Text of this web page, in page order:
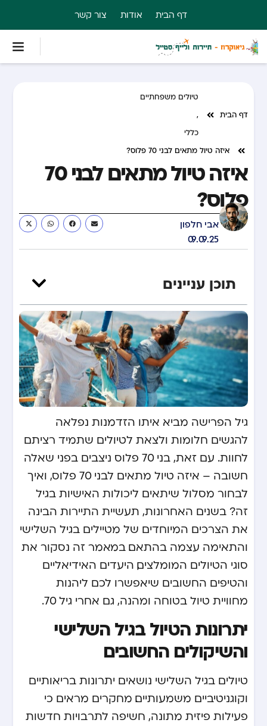
דף הבית אודות צור קשר
דף הבית
טיולים משפחתיים
,
כללי
איזה טיול מתאים לבני 70 פלוס?
איזה טיול מתאים לבני 70
פלוס?
אבי חלפון
09.09.25
תוכן עניינים
גיל הפרישה מביא איתו הזדמנות נפלאה
להגשים חלומות ולצאת לטיולים שתמיד רציתם
לחוות. עם זאת, בני 70 פלוס ניצבים בפני שאלה
חשובה – איזה טיול מתאים לבני 70 פלוס, ואיך
לבחור מסלול שיתאים ליכולות האישיות בגיל
זה? בשנים האחרונות, תעשיית התיירות הבינה
את הצרכים המיוחדים של מטיילים בגיל השלישי
והתאימה עצמה בהתאם. במאמר זה נסקור את
סוגי הטיולים המומלצים, היעדים האידיאליים
והטיפים החשובים שיאפשרו לכם ליהנות
מחוויית טיול בטוחה ומהנה, גם אחרי גיל 70.
יתרונות הטיול בגיל השלישי
והשיקולים החשובים
טיולים בגיל השלישי נושאים יתרונות בריאותיים
וקוגניטיביים משמעותיים. מחקרים מראים כי
פעילות פיזית מתונה, חשיפה לתרבויות חדשות